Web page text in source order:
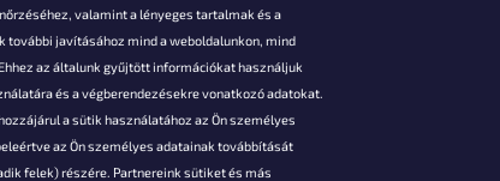
valamint a lényeges tartalmak és a
további javításához mind a weboldalunkon, mind
az általunk gyűjtött információkat használjuk
és a végberendezésekre vonatkozó adatokat.
a sütik használatához az Ön személyes
az Ön személyes adatainak továbbítását
felek) részére. Partnereink sütiket és más